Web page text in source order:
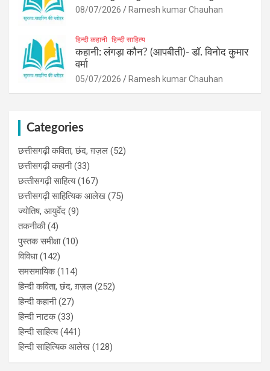
08/07/2026 Ramesh kumar Chauhan
हिन्दी कहानी हिन्दी साहित्य
कहानी: लंगड़ा कौन? (आपबीती)​- डॉ. विनोद कुमार
वर्मा
05/07/2026 Ramesh kumar Chauhan
Categories
छत्तीसगढ़ी कविता, छंद, ग़ज़ल (52)
छत्तीसगढ़ी कहानी(33)
छत्‍तीसगढ़ी साहित्‍य(167)
छत्तीसगढ़ी साहित्यिक आलेख (75)
ज्योतिष, आयुर्वेद (9)
तकनीकी(4)
पुस्‍तक समीक्षा(10)
विविधा(142)
समसमायिक(114)
हिन्दी कविता, छंद, ग़ज़ल (252)
हिन्दी कहानी(27)
हिन्‍दी नाटक(33)
हिन्दी साहित्य(441)
हिन्दी साहित्यिक आलेख (128)